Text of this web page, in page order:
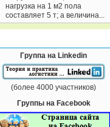
нагрузка на 1 м2 пола
составляет 5 т; а величина...
Группа на Linkedin
(более 4000 участников)
Группы на Facebook